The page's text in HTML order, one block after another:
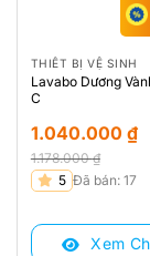
THIẾT BỊ VỆ SINH
Lavabo Dương
C
1.178.000₫
Giá
là:
1.178.000 ₫.
1.040.000 ₫
Giá
tại
5 Đã bán: 17
Xem